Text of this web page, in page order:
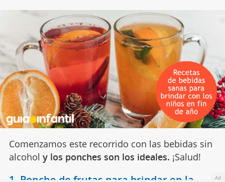
Comenzamos este recorrido con las bebidas sin
alcohol y los ponches son los ideales. ¡Salud!
Ad